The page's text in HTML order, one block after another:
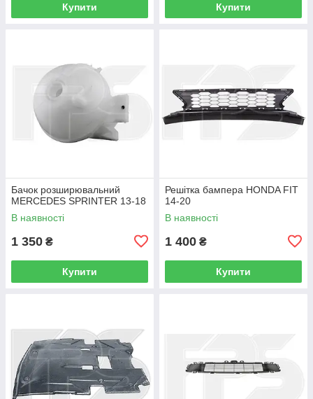
Купити Купити
Бачок розширювальний
MERCEDES SPRINTER 13-18
В наявності
1 350 ₴
Купити
Решітка бампера HONDA FIT
14-20
В наявності
1 400 ₴
Купити